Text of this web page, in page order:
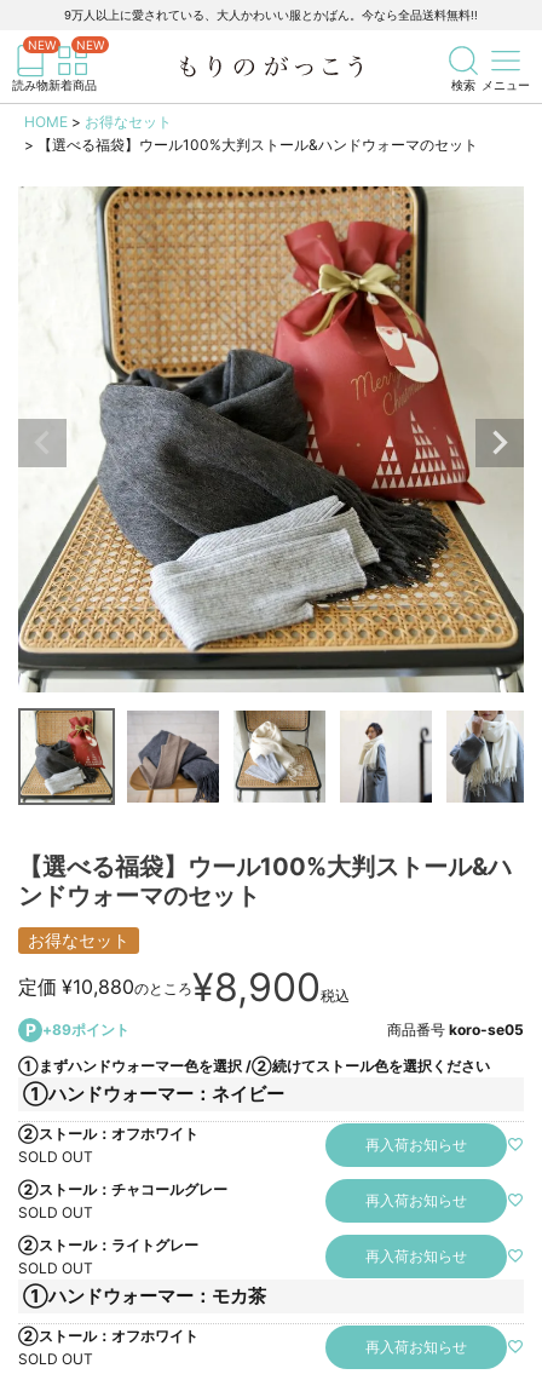
9万人以上に愛されている、大人かわいい服とかばん。今なら全品送料無料!!
読み物新着商品 検索 メニュー
商品を検索 記事を検索
HOME
お得なセット
【選べる福袋】ウール100%大判ストール&ハンドウォーマのセット
【選べる福袋】ウール100%大判ストール&ハ
ンドウォーマのセット
お得なセット
定価 ¥10,880のところ¥8,900税込
+89ポイント 商品番号 koro-se05
①まずハンドウォーマー色を選択 ②続けてストール色を選択ください
①ハンドウォーマー：ネイビー
②ストール：オフホワイト
SOLD OUT
再入荷お知らせ
②ストール：チャコールグレー
SOLD OUT
再入荷お知らせ
②ストール：ライトグレー
SOLD OUT
再入荷お知らせ
①ハンドウォーマー：モカ茶
②ストール：オフホワイト
SOLD OUT
再入荷お知らせ